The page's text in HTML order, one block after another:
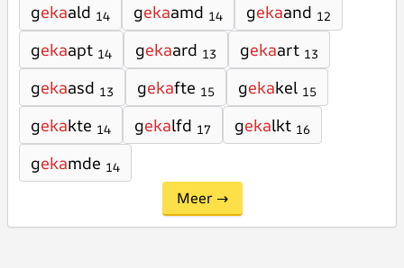
gekaald 14 gekaamd 14 gekaand 12
gekaapt 14 gekaard 13 gekaart 13
gekaasd 13 gekafte 15 gekakel 15
gekakte 14 gekalfd 17 gekalkt 16
gekamde 14
Meer →